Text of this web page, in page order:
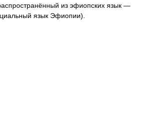
из эфиопских язык —
язык Эфиопии).